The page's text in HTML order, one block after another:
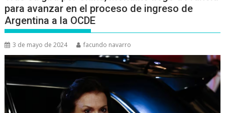
para avanzar en el proceso de ingreso de
Argentina a la OCDE
3 de mayo de 2024 facundo navarro